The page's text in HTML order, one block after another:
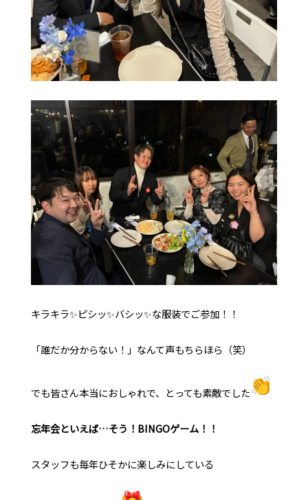
キラキラ✨ピシッ✨バシッ✨な服装でご参加！！
「誰だか分からない！」なんて声もちらほら（笑）
でも皆さん本当におしゃれで、とっても素敵でした
忘年会といえば…そう！BINGOゲーム！！
スタッフも毎年ひそかに楽しみにしている